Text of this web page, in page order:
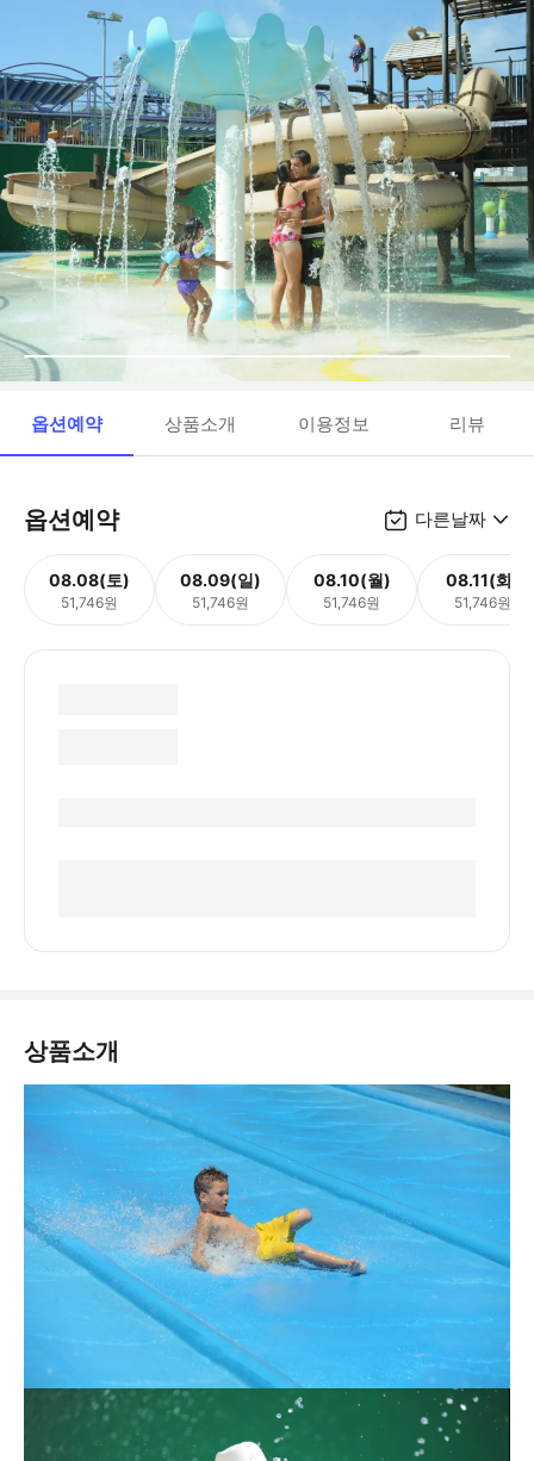
옵션예약 상품소개 이용정보 리뷰
옵션예약 다른날짜
08.08(토)
51,746원
08.09(일)
51,746원
08.10(월)
51,746원
08.11(화)
51,746원
상품소개